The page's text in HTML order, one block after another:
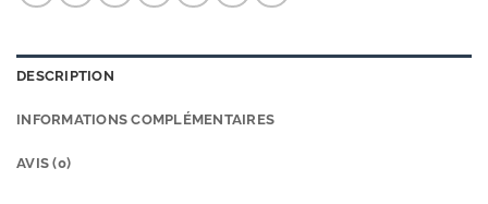
DESCRIPTION
INFORMATIONS COMPLÉMENTAIRES
AVIS (0)